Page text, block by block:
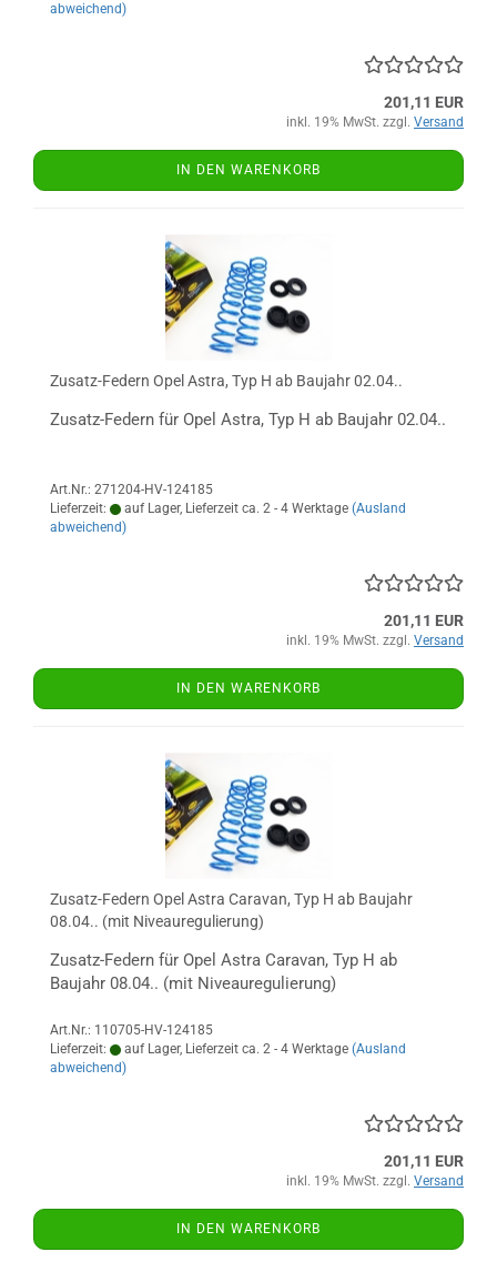
abweichend)
201,11 EUR
inkl. 19% MwSt. zzgl. Versand
IN DEN WARENKORB
Zusatz-Federn Opel Astra, Typ H ab Baujahr 02.04..
Zusatz-Federn für Opel Astra, Typ H ab Baujahr 02.04..
Art.Nr.: 271204-HV-124185
Lieferzeit:
auf Lager, Lieferzeit ca. 2 - 4 Werktage (Ausland
abweichend)
201,11 EUR
inkl. 19% MwSt. zzgl. Versand
IN DEN WARENKORB
Zusatz-Federn Opel Astra Caravan, Typ H ab Baujahr
08.04.. (mit Niveauregulierung)
Zusatz-Federn für Opel Astra Caravan, Typ H ab
Baujahr 08.04.. (mit Niveauregulierung)
Art.Nr.: 110705-HV-124185
Lieferzeit:
auf Lager, Lieferzeit ca. 2 - 4 Werktage (Ausland
abweichend)
201,11 EUR
inkl. 19% MwSt. zzgl. Versand
IN DEN WARENKORB